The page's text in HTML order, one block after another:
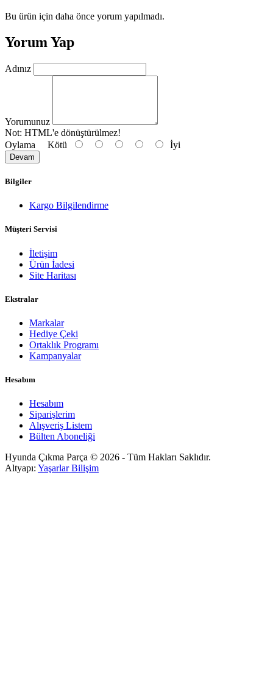
Bu ürün için daha önce yorum yapılmadı.
Yorum Yap
Adınız
Yorumunuz
Not: HTML'e dönüştürülmez!
Oylama Kötü İyi
Devam
Bilgiler
Kargo Bilgilendirme
Müşteri Servisi
İletişim
Ürün İadesi
Site Haritası
Ekstralar
Markalar
Hediye Çeki
Ortaklık Programı
Kampanyalar
Hesabım
Hesabım
Siparişlerim
Alışveriş Listem
Bülten Aboneliği
Hyunda Çıkma Parça © 2026 - Tüm Hakları Saklıdır.
Altyapı: Yaşarlar Bilişim